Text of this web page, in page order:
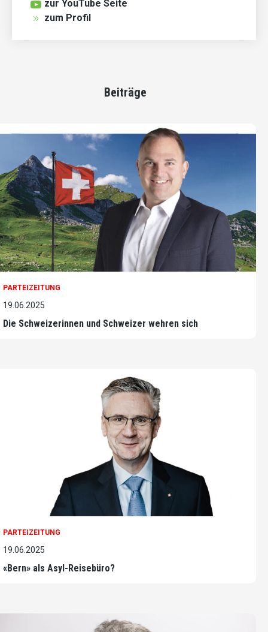
zur YouTube Seite
zum Profil
Beiträge
PARTEIZEITUNG
19.06.2025
Die Schweizerinnen und Schweizer wehren sich
PARTEIZEITUNG
19.06.2025
«Bern» als Asyl-Reisebüro?